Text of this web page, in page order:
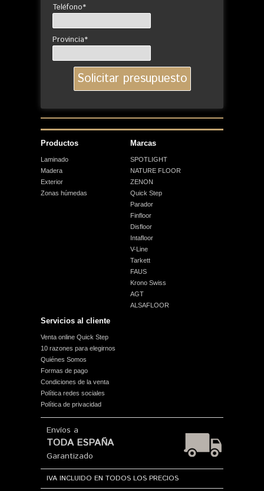
Teléfono*
Provincia*
Productos
Laminado
Madera
Exterior
Zonas húmedas
Marcas
SPOTLIGHT
NATURE FLOOR
ZENON
Quick Step
Parador
Finfloor
Disfloor
Intafloor
V-Line
Tarkett
FAUS
Krono Swiss
AGT
ALSAFLOOR
Servicios al cliente
Venta online Quick Step
10 razones para elegirnos
Quiénes Somos
Formas de pago
Condiciones de la venta
Política redes sociales
Política de privacidad
Envíos a
TODA ESPAÑA
Garantizado
IVA INCLUIDO EN TODOS LOS PRECIOS